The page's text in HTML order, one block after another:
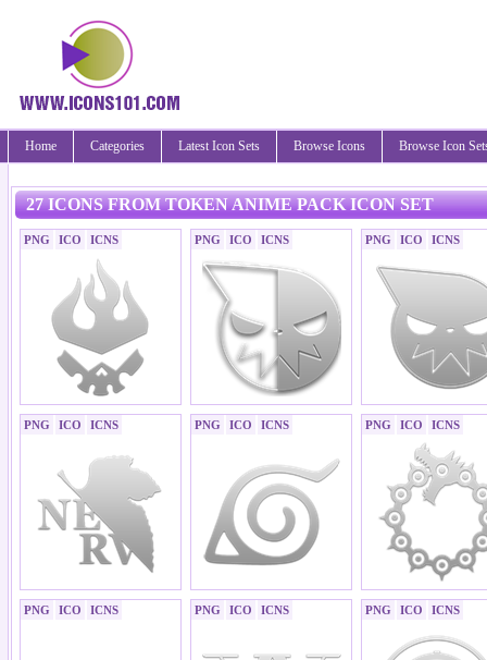
Home Categories Latest Icon Sets Browse Icons Browse Icon
27 ICONS FROM TOKEN ANIME PACK ICON SET
PNG ICO ICNS PNG ICO ICNS PNG ICO ICNS
PNG ICO ICNS PNG ICO ICNS PNG ICO ICNS
PNG ICO ICNS PNG ICO ICNS PNG ICO ICNS